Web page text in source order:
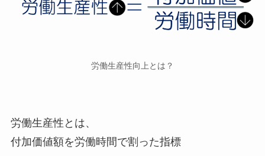
労働生産性向上とは？
労働生産性とは、
付加価値額を労働時間で割った指標